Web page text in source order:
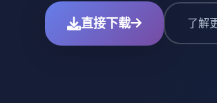
直接下载 了解